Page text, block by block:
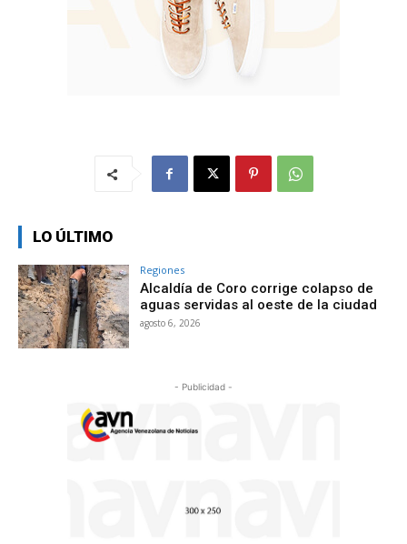
LO ÚLTIMO
Regiones
Alcaldía de Coro corrige colapso de
aguas servidas al oeste de la ciudad
agosto 6, 2026
- Publicidad -